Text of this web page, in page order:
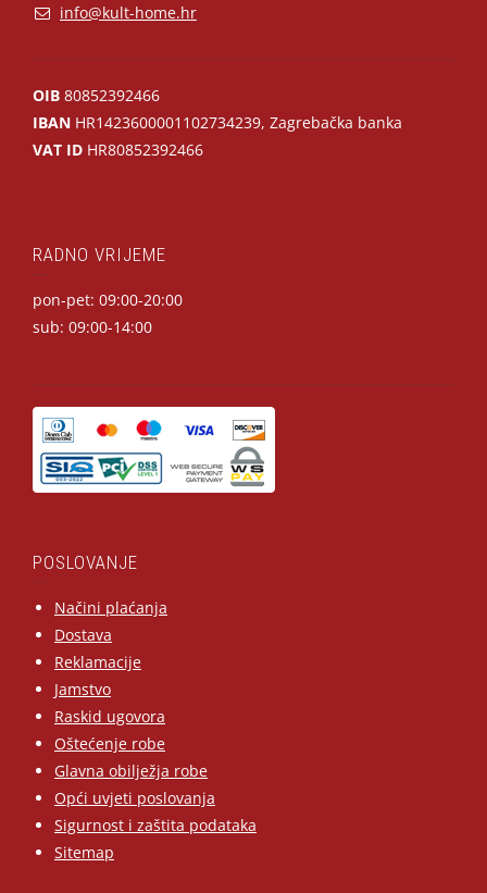
info@kult-home.hr
OIB 80852392466
IBAN HR1423600001102734239, Zagrebačka banka
VAT ID HR80852392466
RADNO VRIJEME
pon-pet: 09:00-20:00
sub: 09:00-14:00
POSLOVANJE
Načini plaćanja
Dostava
Reklamacije
Jamstvo
Raskid ugovora
Oštećenje robe
Glavna obilježja robe
Opći uvjeti poslovanja
Sigurnost i zaštita podataka
Sitemap